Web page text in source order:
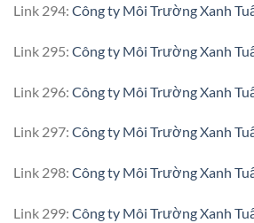
Link 294: Công ty Môi Trường Xanh
Link 295: Công ty Môi Trường Xanh
Link 296: Công ty Môi Trường Xanh
Link 297: Công ty Môi Trường Xanh
Link 298: Công ty Môi Trường Xanh
Link 299: Công ty Môi Trường Xanh